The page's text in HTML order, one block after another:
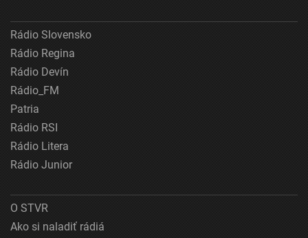
Rádio Slovensko
Rádio Regina
Rádio Devín
Rádio_FM
Patria
Rádio RSI
Rádio Litera
Rádio Junior
O STVR
Ako si naladiť rádiá